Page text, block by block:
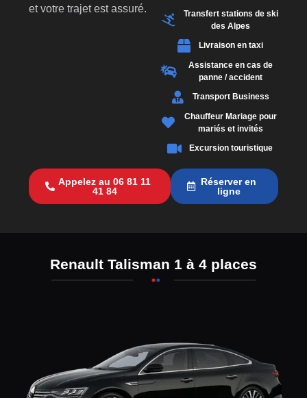
et votre trajet est assuré.
Transfert stations de ski
des Alpes
Livraison en taxi
Assistance en cas de
panne / accident
Transport Business
Chauffeur Mariage pour
mariés et invités
Excursion touristique
Appelez au 06 81 11
41 84
Réserver en
ligne
Renault Talisman 1 à 4 places